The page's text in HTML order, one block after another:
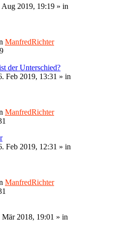
Aug 2019, 19:19 » in
ManfredRichter
der Unterschied?
Feb 2019, 13:31 » in
ManfredRichter
Feb 2019, 12:31 » in
ManfredRichter
Mär 2018, 19:01 » in